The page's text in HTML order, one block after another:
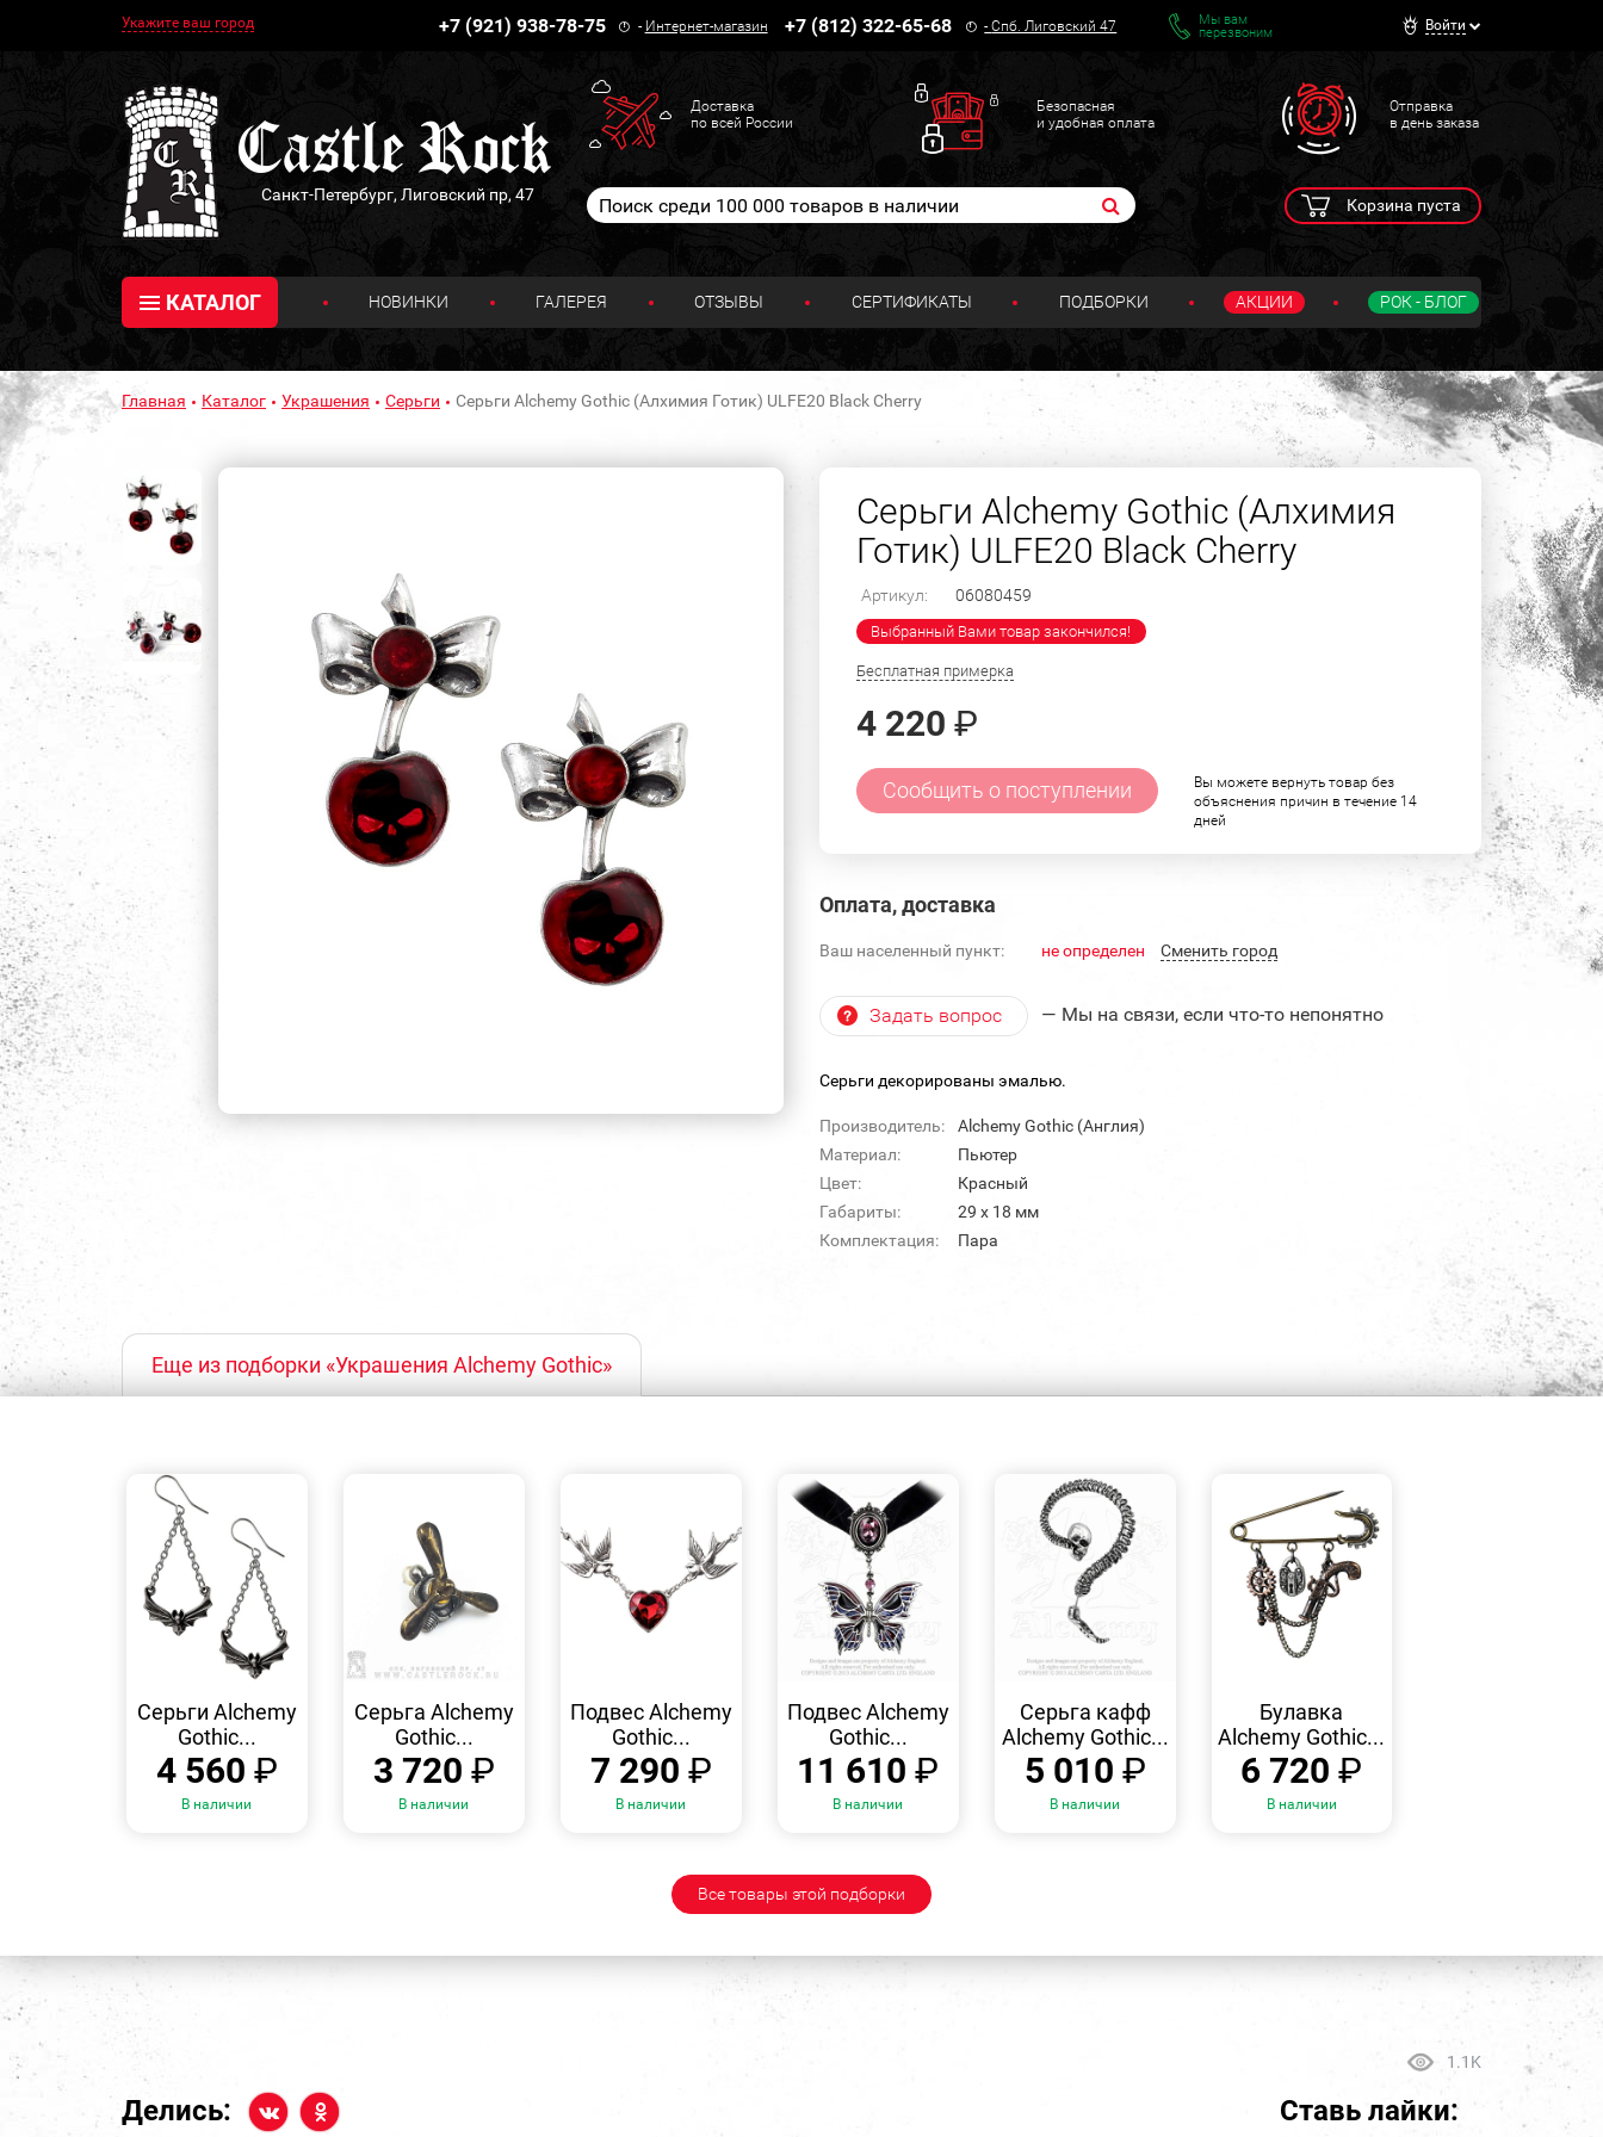
Укажите ваш город +7 (921) 938-78-75 - Интернет-магазин +7 (812) 322-65-68 -Спб. Лиговский 47
Мы вам
перезвоним
Войти
Санкт-Петербург, Лиговский пр, 47
Доставка
по всей России
Безопасная
и удобная оплата
Отправка
в день заказа
Корзина пуста
КАТАЛОГ НОВИНКИ ГАЛЕРЕЯ ОТЗЫВЫ СЕРТИФИКАТЫ ПОДБОРКИ АКЦИИ РОК - БЛОГ
Главная Каталог Украшения Серьги Серьги Alchemy Gothic (Алхимия Готик) ULFE20 Black Cherry
Серьги Alchemy Gothic (Алхимия
Готик) ULFE20 Black Cherry
Артикул: 06080459
Выбранный Вами товар закончился!
Бесплатная примерка
4 220 ₽
Сообщить о поступлении
Вы можете вернуть товар без
объяснения причин в течение 14
дней
Оплата, доставка
Ваш населенный пункт: не определен Cменить город
Задать вопрос — Мы на связи, если что-то непонятно
Серьги декорированы эмалью.
Производитель:
Alchemy Gothic (Англия)
Материал:
Пьютер
Цвет:
Красный
Габариты:
29 х 18 мм
Комплектация:
Пара
Еще из подборки «Украшения Alchemy Gothic»
ПРОСМОТР
Серьги Alchemy
Gothic...
4 560 ₽
В наличии
ПРОСМОТР
Серьга Alchemy
Gothic...
3 720 ₽
В наличии
ПРОСМОТР
Подвес Alchemy
Gothic...
7 290 ₽
В наличии
ПРОСМОТР
Подвес Alchemy
Gothic...
11 610₽
В наличии
ПРОСМОТР
Серьга кафф
Alchemy Gothic...
5 010 ₽
В наличии
Булавка
Alchemy Gothic...
6 720₽
В наличии
Все товары этой подборки
1.1K
Делись: Ставь лайки: